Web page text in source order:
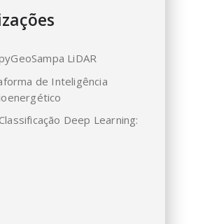
LiDAR
de Inteligência
Deep Learning: